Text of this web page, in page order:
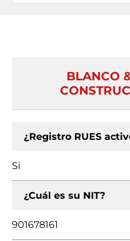
BLANCO
¿Registro RUES
Si
¿Cuál es su NIT?
901678161